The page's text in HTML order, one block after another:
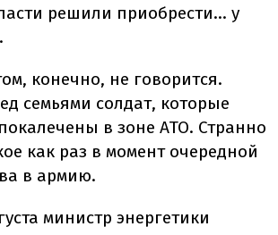
решили приобрести… у
конечно, не говорится.
семьями солдат, которые
в зоне АТО. Странно
как раз в момент очередной
в армию.
министр энергетики